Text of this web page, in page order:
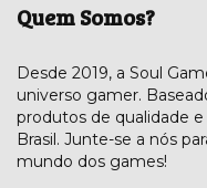
Quem Somos?
Desde 2019, a Soul
universo gamer.
produtos de qualidade
Brasil. Junte-se a nós
mundo dos games!